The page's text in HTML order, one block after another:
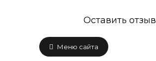
Оставить отзыв
Меню сайта